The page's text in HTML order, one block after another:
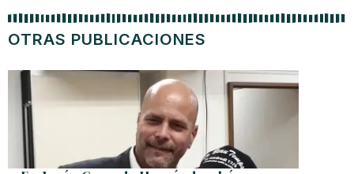
OTRAS PUBLICACIONES